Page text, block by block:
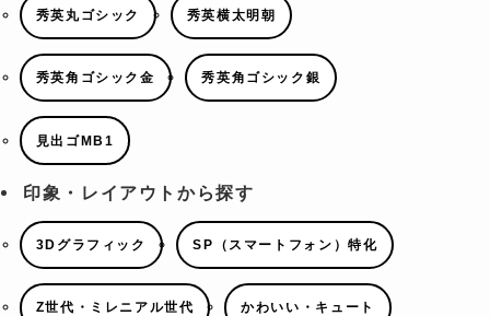
秀英丸ゴシック 秀英横太明朝
秀英角ゴシック金 秀英角ゴシック銀
見出ゴMB1
印象・レイアウトから探す
3Dグラフィック SP（スマートフォン）特化
Z世代・ミレニアル世代 かわいい・キュート